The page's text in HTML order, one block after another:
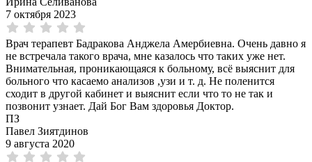
7 октября 2023
Врач терапевт Бадракова Анджела Амербиевна. Очень давно я
не встречала такого врача, мне казалось что таких уже нет.
Внимательная, проникающаяся к больному, всё выяснит для
больного что касаемо анализов ,узи и т. д. Не поленится
сходит в другой кабинет и выяснит если что то не так и
позвонит узнает. Дай Бог Вам здоровья Доктор.
ПЗ
Павел Зиятдинов
9 августа 2020